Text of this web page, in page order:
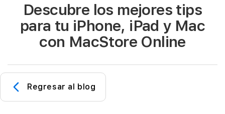
Descubre los mejores tips
para tu iPhone, iPad y Mac
con MacStore Online
Regresar al blog